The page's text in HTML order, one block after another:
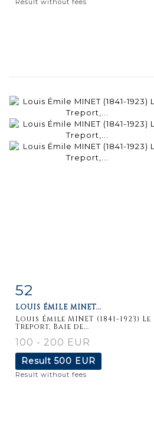
Item detail
52
LOUIS ÉMILE MINET...
Louis Émile MINET (1841-1923) Le
Treport, Baie de...
100 - 200 EUR
Result 500 EUR
Result without fees